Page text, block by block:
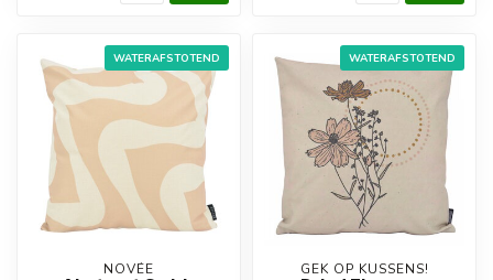
WATERAFSTOTEND
NOVÉE
WATERAFSTOTEND
GEK OP KUSSENS!